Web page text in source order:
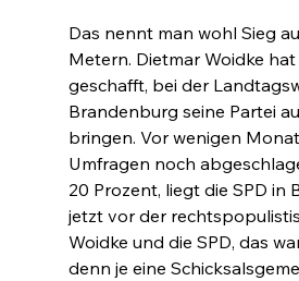
Das nennt man wohl Sieg
Metern. Dietmar Woidke
geschafft, bei der
Brandenburg seine Partei
bringen. Vor wenigen
Umfragen noch
20 Prozent, liegt die SPD in
jetzt vor der
Woidke und die SPD, das
denn je eine